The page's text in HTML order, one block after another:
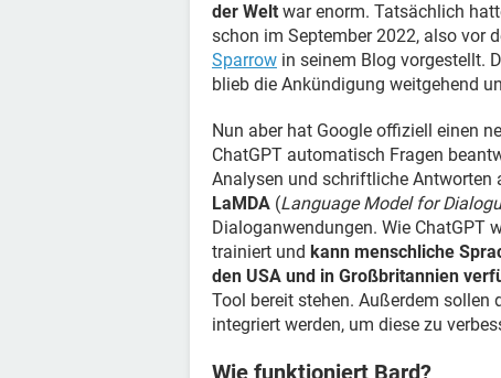
der Welt war enorm. Tatsächlich
schon im September 2022, also vor
Sparrow in seinem Blog vorgestellt.
blieb die Ankündigung weitgehend
Nun aber hat Google offiziell einen
ChatGPT automatisch Fragen
Analysen und schriftliche Antworten
LaMDA (Language Model for
Dialoganwendungen. Wie ChatGPT
trainiert und kann menschliche
den USA und in Großbritannien
Tool bereit stehen. Außerdem sollen
integriert werden, um diese zu
Wie funktioniert Bard?